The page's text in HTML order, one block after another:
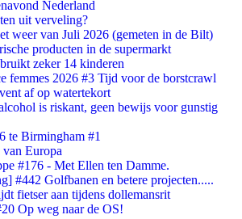
Nederland
uit verveling?
weer van Juli 2026 (gemeten in de Bilt)
producten in de supermarkt
zeker 14 kinderen
femmes 2026 #3 Tijd voor de borstcrawl
af op watertekort
is riskant, geen bewijs voor gunstig
te Birmingham #1
Europa
#176 - Met Ellen ten Damme.
#442 Golfbanen en betere projecten.....
fietser aan tijdens dollemansrit
Op weg naar de OS!